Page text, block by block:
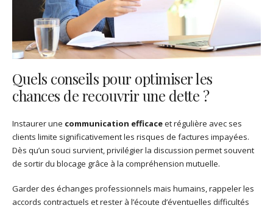
Quels conseils pour optimiser les
chances de recouvrir une dette ?
Instaurer une communication efficaceet régulière avec ses
clients limite significativement les risques de factures impayées.
Dès qu’un souci survient, privilégier la discussion permet souvent
de sortir du blocage grâce à la compréhension mutuelle.
Garder des échanges professionnels mais humains, rappeler les
accords contractuels et rester à l’écoute d’éventuelles difficultés